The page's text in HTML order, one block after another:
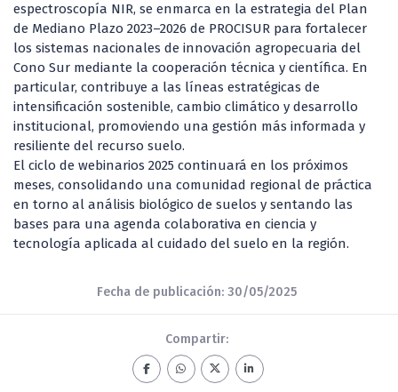
espectroscopía NIR, se enmarca en la estrategia del Plan
de Mediano Plazo 2023–2026 de PROCISUR para fortalecer
los sistemas nacionales de innovación agropecuaria del
Cono Sur mediante la cooperación técnica y científica. En
particular, contribuye a las líneas estratégicas de
intensificación sostenible, cambio climático y desarrollo
institucional, promoviendo una gestión más informada y
resiliente del recurso suelo.
El ciclo de webinarios 2025 continuará en los próximos
meses, consolidando una comunidad regional de práctica
en torno al análisis biológico de suelos y sentando las
bases para una agenda colaborativa en ciencia y
tecnología aplicada al cuidado del suelo en la región.
Fecha de publicación: 30/05/2025
Compartir: